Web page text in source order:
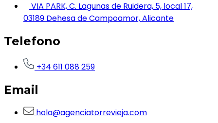
VIA PARK, C. Lagunas de Ruidera, 5, local 17,
03189 Dehesa de Campoamor, Alicante
Telefono
+34 611 088 259
Email
hola@agenciatorrevieja.com